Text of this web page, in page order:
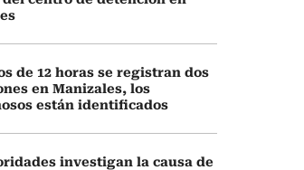
de 12 horas se registran dos
en Manizales, los
están identificados
investigan la causa de